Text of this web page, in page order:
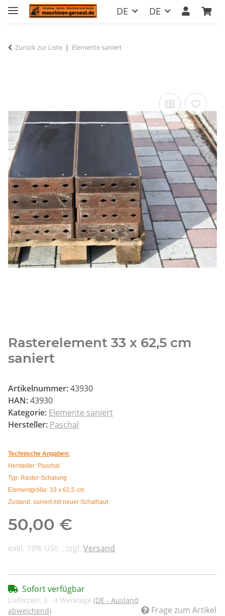
DE DE
Zurück zur Liste Elemente saniert
Rasterelement 33 x 62,5 cm
saniert
Artikelnummer:43930
HAN:43930
Kategorie: Elemente saniert
Hersteller: Paschal
Technische Angaben:
Hersteller: Paschal
Typ: Raster-Schalung
Elementgröße: 33 x 62,5 cm
Zustand: saniert mit neuer Schalhaut
50,00 €
exkl. 19% USt. , zzgl. Versand
Sofort verfügbar
Lieferzeit: 3 - 4 Werktage (DE - Ausland
abweichend)
Frage zum Artikel